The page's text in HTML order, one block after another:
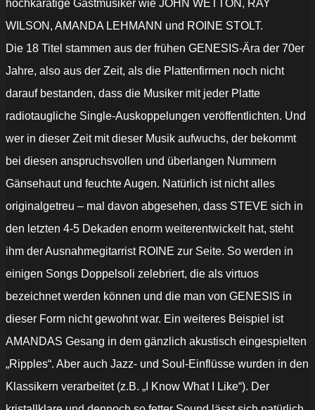
hochkarätige Gastmusiker wie JOHN WETTON, RAY
WILSON, AMANDA LEHMANN und ROINE STOLT.
Die 18 Titel stammen aus der frühen GENESIS-Ära der 70er
Jahre, also aus der Zeit, als die Plattenfirmen noch nicht
darauf bestanden, dass die Musiker mit jeder Platte
radiotaugliche Single-Auskoppelungen veröffentlichten. Und
wer in dieser Zeit mit dieser Musik aufwuchs, der bekommt
bei diesen anspruchsvollen und überlangen Nummern
Gänsehaut und feuchte Augen. Natürlich ist nicht alles
originalgetreu – mal davon abgesehen, dass STEVE sich in
den letzten 4-5 Dekaden enorm weiterentwickelt hat, steht
ihm der Ausnahmegitarrist ROINE zur Seite. So werden in
einigen Songs Doppelsoli zelebriert, die als virtuos
bezeichnet werden können und die man von GENESIS in
dieser Form nicht gewohnt war. Ein weiteres Beispiel ist
AMANDAS Gesang in dem gänzlich akustisch eingespielten
„Ripples“. Aber auch Jazz- und Soul-Einflüsse wurden in den
Klassikern verarbeitet (z.B. „I Know What I Like“). Der